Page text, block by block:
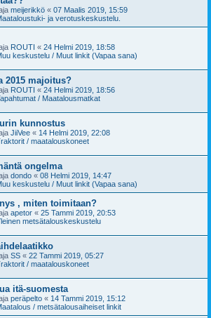
meijerikkö « 07 Maalis 2019, 15:59
ja verotuskeskustelu.
ROUTI « 24 Helmi 2019, 18:58
keskustelu / Muut linkit (Vapaa sana)
2015 majoitus?
ROUTI « 24 Helmi 2019, 18:56
/ Maatalousmatkat
kunnostus
JiiVee « 14 Helmi 2019, 22:08
/ maatalouskoneet
ongelma
dondo « 08 Helmi 2019, 14:47
keskustelu / Muut linkit (Vapaa sana)
, miten toimitaan?
apetor « 25 Tammi 2019, 20:53
metsätalouskeskustelu
SS « 22 Tammi 2019, 05:27
/ maatalouskoneet
itä-suomesta
peräpelto « 14 Tammi 2019, 15:12
/ metsätalousaiheiset linkit